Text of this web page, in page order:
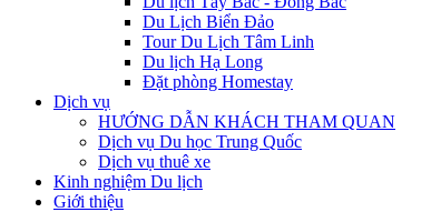
Du Lịch Biển Đảo
Tour Du Lịch Tâm Linh
Du lịch Hạ Long
Đặt phòng Homestay
Dịch vụ
HƯỚNG DẪN KHÁCH THAM QUAN
Dịch vụ Du học Trung Quốc
Dịch vụ thuê xe
Kinh nghiệm Du lịch
Giới thiệu